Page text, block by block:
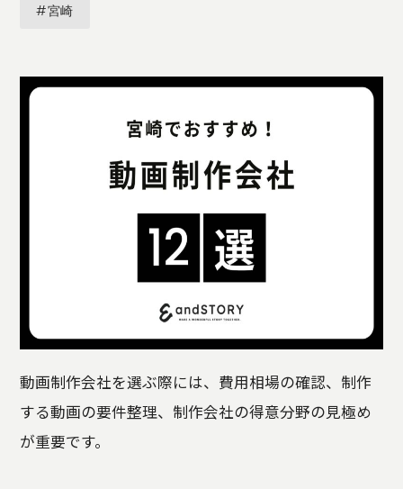
特定商取引
#宮崎
動画制作会社を選ぶ際には、費用相場の確認、制作
する動画の要件整理、制作会社の得意分野の見極め
が重要です。